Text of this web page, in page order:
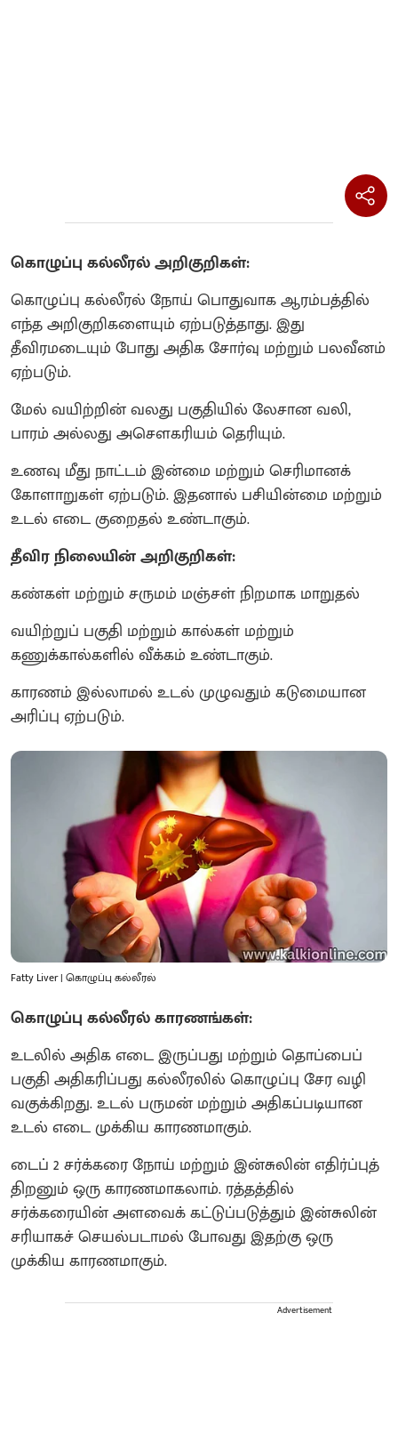
கொழுப்பு கல்லீரல் அறிகுறிகள்:
கொழுப்பு கல்லீரல் நோய் பொதுவாக ஆரம்பத்தில்
எந்த அறிகுறிகளையும் ஏற்படுத்தாது. இது
தீவிரமடையும் போது அதிக சோர்வு மற்றும் பலவீனம்
ஏற்படும்.
மேல் வயிற்றின் வலது பகுதியில் லேசான வலி,
பாரம் அல்லது அசௌகரியம் தெரியும்.
உணவு மீது நாட்டம் இன்மை மற்றும் செரிமானக்
கோளாறுகள் ஏற்படும். இதனால் பசியின்மை மற்றும்
உடல் எடை குறைதல் உண்டாகும்.
தீவிர நிலையின் அறிகுறிகள்:
கண்கள் மற்றும் சருமம் மஞ்சள் நிறமாக மாறுதல்
வயிற்றுப் பகுதி மற்றும் கால்கள் மற்றும்
கணுக்கால்களில் வீக்கம் உண்டாகும்.
காரணம் இல்லாமல் உடல் முழுவதும் கடுமையான
அரிப்பு ஏற்படும்.
Fatty Liver | கொழுப்பு கல்லீரல்
கொழுப்பு கல்லீரல்காரணங்கள்:
உடலில் அதிக எடை இருப்பது மற்றும் தொப்பைப்
பகுதி அதிகரிப்பது கல்லீரலில் கொழுப்பு சேர வழி
வகுக்கிறது. உடல் பருமன் மற்றும் அதிகப்படியான
உடல் எடை முக்கிய காரணமாகும்.
டைப் 2 சர்க்கரை நோய் மற்றும் இன்சுலின் எதிர்ப்புத்
திறனும் ஒரு காரணமாகலாம். ரத்தத்தில்
சர்க்கரையின் அளவைக் கட்டுப்படுத்தும் இன்சுலின்
சரியாகச் செயல்படாமல் போவது இதற்கு ஒரு
முக்கிய காரணமாகும்.
Advertisement